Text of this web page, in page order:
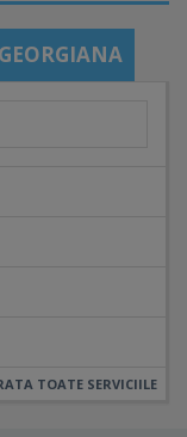
TOATE SERVICIILE